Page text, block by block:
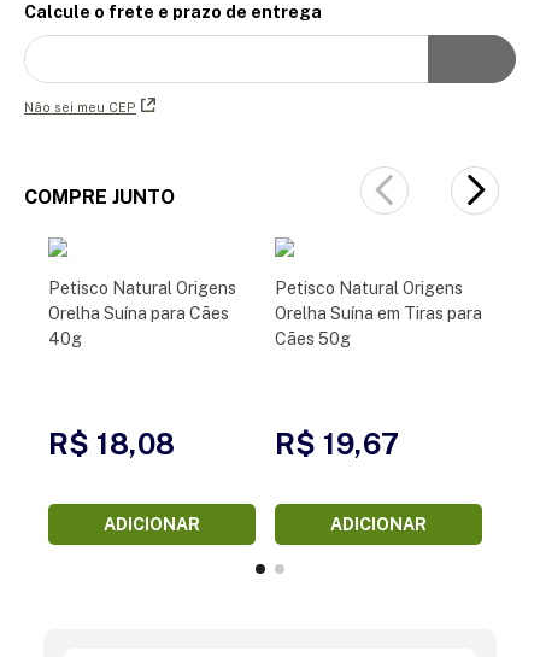
Calcule o frete e prazo de entrega
Não sei meu CEP
COMPRE JUNTO
Petisco Natural Origens
Orelha Suína para Cães
40g
R$ 18,08
ADICIONAR
Petisco Natural Origens
Orelha Suína em Tiras para
Cães 50g
R$ 19,67
ADICIONAR